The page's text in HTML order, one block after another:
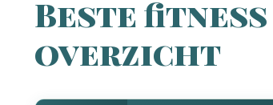
Beste
overzicht